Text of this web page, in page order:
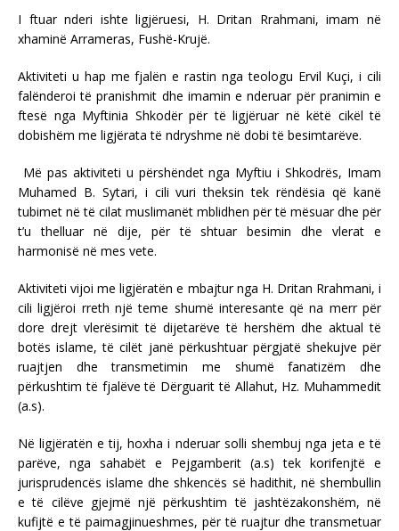
I ftuar nderi ishte ligjëruesi, H. Dritan Rrahmani, imam në
xhaminë Arrameras, Fushë-Krujë.
Aktiviteti u hap me fjalën e rastin nga teologu Ervil Kuçi, i cili
falënderoi të pranishmit dhe imamin e nderuar për pranimin e
ftesë nga Myftinia Shkodër për të ligjëruar në këtë cikël të
dobishëm me ligjërata të ndryshme në dobi të besimtarëve.
Më pas aktiviteti u përshëndet nga Myftiu i Shkodrës, Imam
Muhamed B. Sytari, i cili vuri theksin tek rëndësia që kanë
tubimet në të cilat muslimanët mblidhen për të mësuar dhe për
t’u thelluar në dije, për të shtuar besimin dhe vlerat e
harmonisë në mes vete.
Aktiviteti vijoi me ligjëratën e mbajtur nga H. Dritan Rrahmani, i
cili ligjëroi rreth një teme shumë interesante që na merr për
dore drejt vlerësimit të dijetarëve të hershëm dhe aktual të
botës islame, të cilët janë përkushtuar përgjatë shekujve për
ruajtjen dhe transmetimin me shumë fanatizëm dhe
përkushtim të fjalëve të Dërguarit të Allahut, Hz. Muhammedit
(a.s).
Në ligjëratën e tij, hoxha i nderuar solli shembuj nga jeta e të
parëve, nga sahabët e Pejgamberit (a.s) tek korifenjtë e
jurisprudencës islame dhe shkencës së hadithit, në shembullin
e të cilëve gjejmë një përkushtim të jashtëzakonshëm, në
kufijtë e të paimagjinueshmes, për të ruajtur dhe transmetuar